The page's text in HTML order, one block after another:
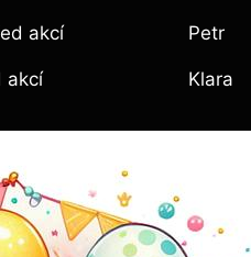
​akcí Petr
‌akcí Klara